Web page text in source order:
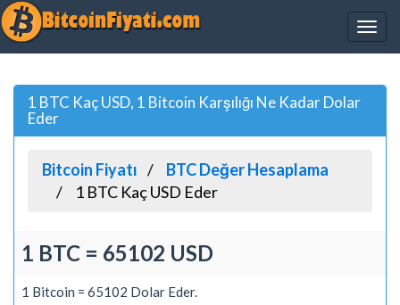
1 BTC Kaç USD, 1 Bitcoin Karşılığı Ne Kadar Dolar
Eder
Bitcoin Fiyatı
BTC Değer Hesaplama
1 BTC Kaç USD Eder
1 BTC = 65102 USD
1 Bitcoin = 65102 Dolar Eder.